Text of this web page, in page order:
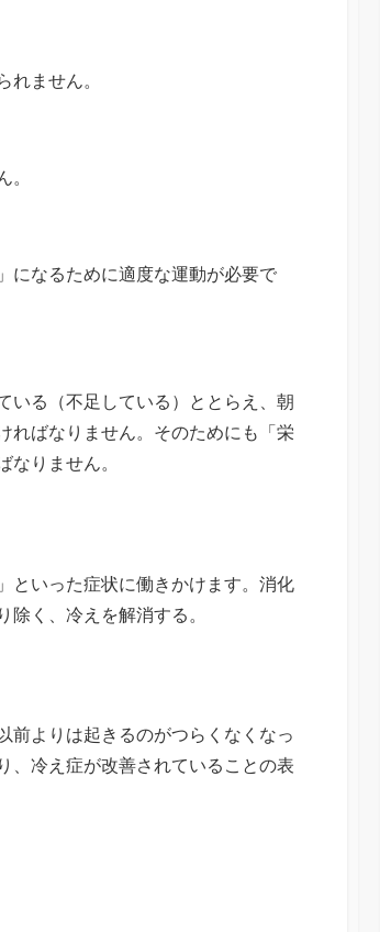
ません。
になるために適度な運動が必要で
いる（不足している）ととらえ、朝
ればなりません。そのためにも「栄
りません。
といった症状に働きかけます。消化
く、冷えを解消する。
前よりは起きるのがつらくなくなっ
、冷え症が改善されていることの表